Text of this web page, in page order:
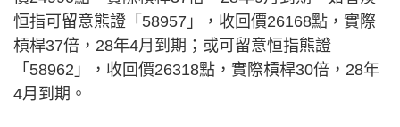
恒指可留意熊證「58957」，收回價26168點，實際
槓桿37倍，28年4月到期；或可留意恒指熊證
「58962」，收回價26318點，實際槓桿30倍，28年
4月到期。